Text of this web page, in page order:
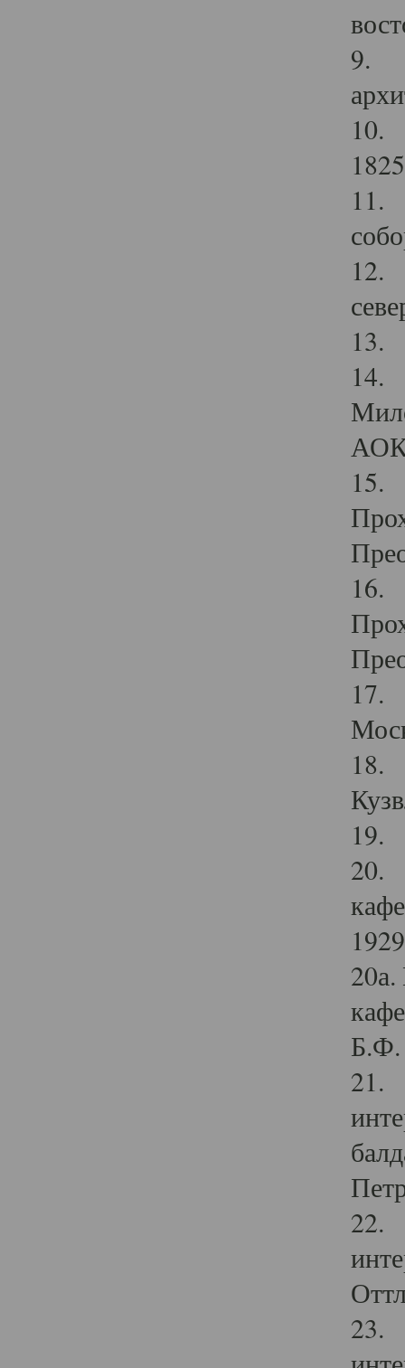
9.
10.
11.
12.
13.
14.
15.
16.
17.
18.
19.
20.
Б.Ф.
21.
22.
23.